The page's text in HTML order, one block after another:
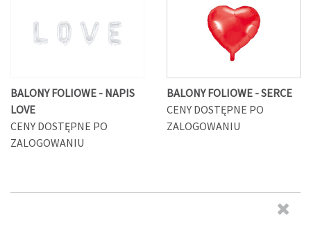
BALONY FOLIOWE - NAPIS
LOVE
CENY DOSTĘPNE PO
ZALOGOWANIU
BALONY FOLIOWE - SERCE
CENY DOSTĘPNE PO
ZALOGOWANIU